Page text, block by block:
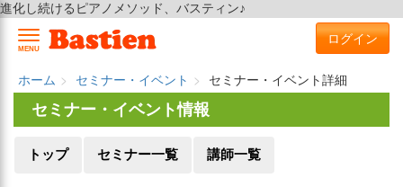
進化し続けるピアノメソッド、バスティン♪
MENU
ログイン
ホーム セミナー・イベント
セミナー・イベント詳細
セミナー・イベント情報
トップ セミナー一覧 講師一覧